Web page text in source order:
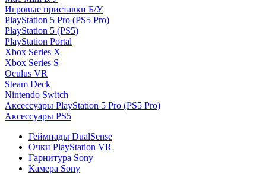
Игровые приставки Б/У
PlayStation 5 Pro (PS5 Pro)
PlayStation 5 (PS5)
PlayStation Portal
Xbox Series X
Xbox Series S
Oculus VR
Steam Deck
Nintendo Switch
Аксессуары PlayStation 5 Pro (PS5 Pro)
Аксессуары PS5
Геймпады DualSense
Очки PlayStation VR
Гарнитура Sony
Камера Sony